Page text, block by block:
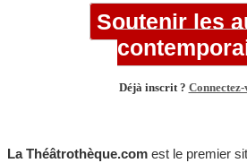
Soutenir les
Déjà inscrit ?
La Théâtrothèque.com est le premier